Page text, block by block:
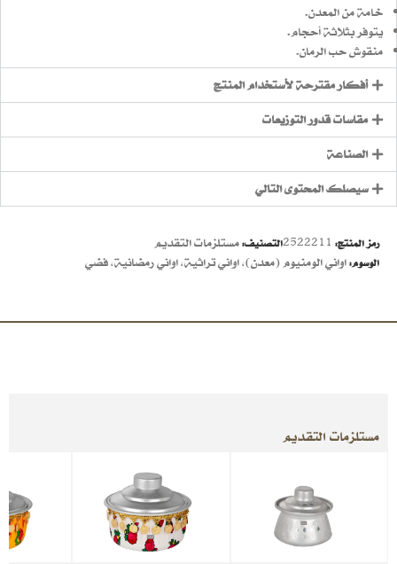
خامة من المعدن.
يتوفر بثلاثة أحجام.
منقوش حب الرمان.
أفكار مقترحة لأستخدام المنتج
مقاسات قدور التوزيعات
الصناعة
سيصلك المحتوى التالي
رمز المنتج: 2522211التصنيف:مستلزمات التقديم
الوسوم:اواني الومنيوم (معدن),اواني تراثية,اواني رمضانية,فضي
مستلزمات التقديم